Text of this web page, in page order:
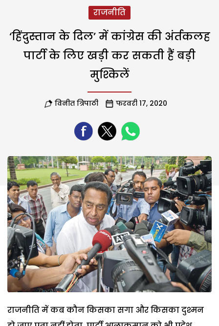
राजनीति
‘हिंदुस्तान के दिल’ में कांग्रेस की अंर्तकलह
पार्टी के लिए खड़ी कर सकती हैं बड़ी
मुश्किलें
विनीत त्रिपाठी फरवरी 17, 2020
राजनीति में कब कौन किसका सगा और किसका दुश्मन